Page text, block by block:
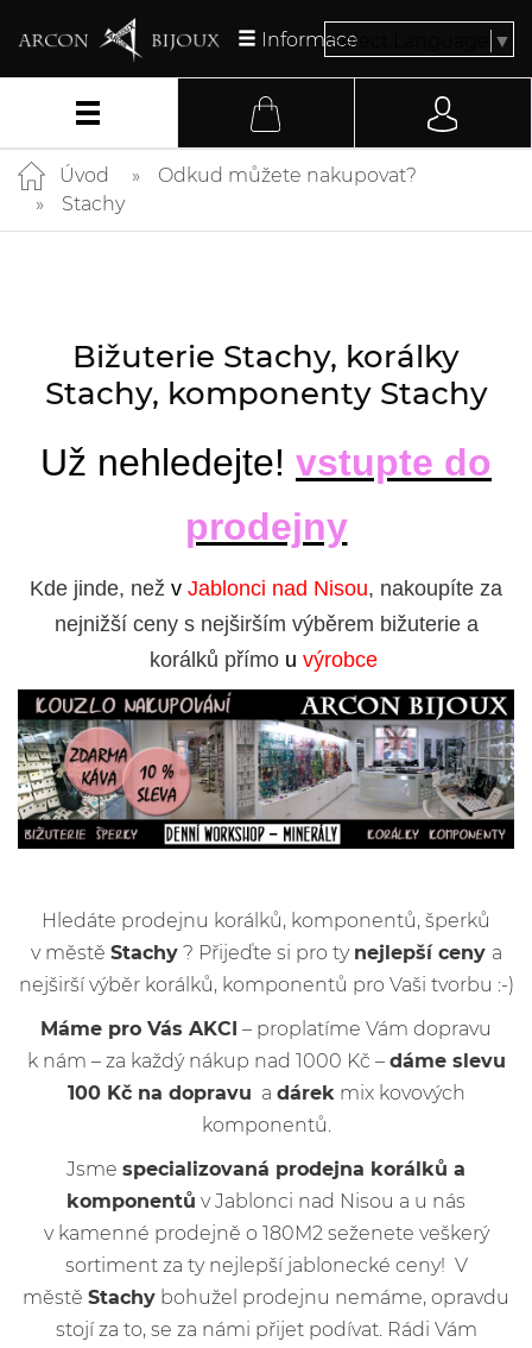
InformaceSelect Language ▼
Úvod
Odkud můžete nakupovat?
Stachy
Bižuterie Stachy, korálky
Stachy, komponenty Stachy
Už nehledejte! vstupte do
prodejny
Kde jinde, než v Jablonci nad Nisou, nakoupíte za
nejnižší ceny s nejširším výběrem bižuterie a
korálků přímo u výrobce
Hledáte prodejnu korálků, komponentů, šperků
v městě Stachy? Přijeďte si pro ty nejlepší ceny a
nejširší výběr korálků, komponentů pro Vaši tvorbu :-)
Máme pro Vás AKCI – proplatíme Vám dopravu
k nám – za každý nákup nad 1000 Kč – dáme slevu
100 Kč na dopravu a dárek mix kovových
komponentů.
Jsme specializovaná prodejna korálků a
komponentů v Jablonci nad Nisou a u nás
v kamenné prodejně o 180M2 seženete veškerý
sortiment za ty nejlepší jablonecké ceny! V
městě Stachy bohužel prodejnu nemáme, opravdu
stojí za to, se za námi přijet podívat. Rádi Vám